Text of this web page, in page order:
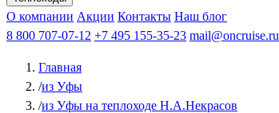
Афанасий Никитин Октябрьская революция
О компании Акции Контакты Наш блог
8 800 707-07-12 +7 495 155-35-23 mail@oncruise.ru
Главная
/из Уфы
/из Уфы на теплоходе Н.А.Некрасов